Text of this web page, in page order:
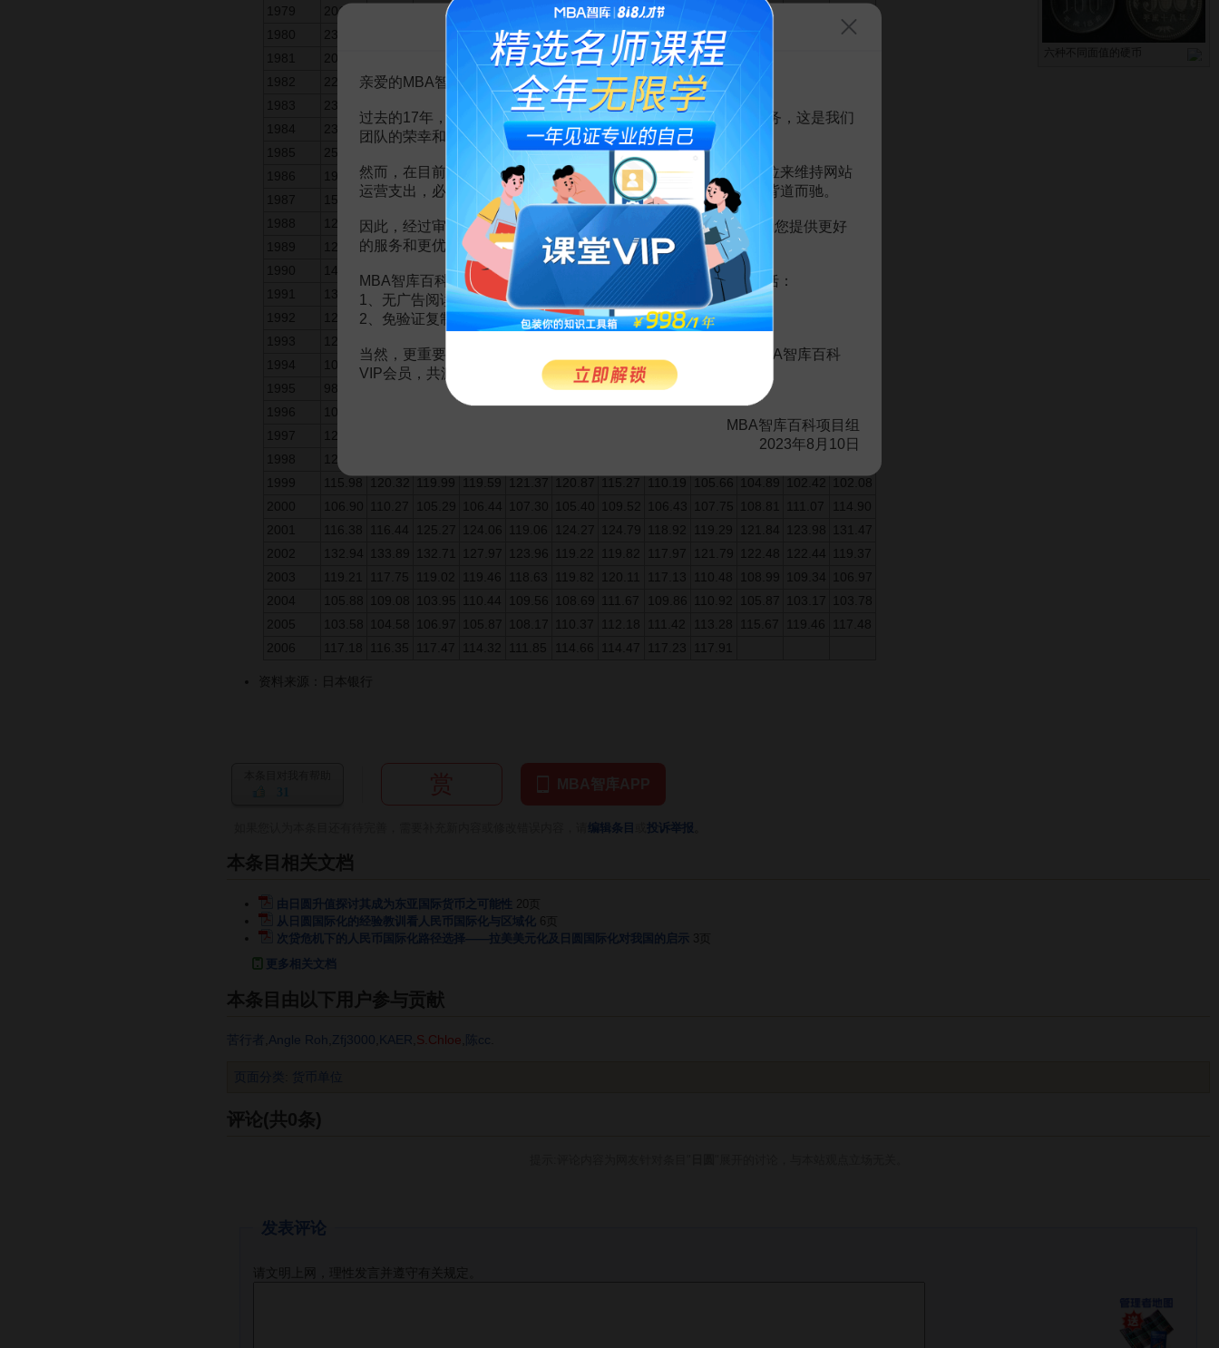
1979
201.40 209.30 217.00 216.90 220.05 223.45 237.80
1980
238.80 238.30 224.40 218.15 226.85 219.20 212.00 211.75
203.60
1981
205.20 215.00 223.50 225.75 239.75 228.75 231.55 233.35
1982
228.45 235.20 248.30 236.30 243.70 255.55 256.65 259.60 269.40 277.40
1983
238.40 237.70 238.60 239.80 241.50 246.75 236.10 233.65
1984
234.74 233.28 224.75 226.30 231.63 237.45 245.45 241.70 245.40 245.30 246.50
251.58
1985
254.78 251.40 251.78 248.95 236.65 237.10 216.00 211.80
1986
192.65 180.45 179.65 168.10 172.05 163.95 154.15 156.05 153.63 161.45 162.20 160.10
1987
152.30 153.15 145.65 139.65 144.15 146.75 149.25 142.35 146.35 138.55 132.45
1988
127.18 128.12 124.50 124.82 124.80 132.20 134.97 134.30 125.00 121.85 125.90
1989
129.13 127.15 132.55 132.49 142.70 143.95 138.40 144.28 139.35 142.15
1990
144.40 157.65 159.08 151.75 147.50 144.50 137.95 129.35
1991
131.40 131.95 140.55 137.42 137.97 138.15 137.83 136.88 132.95 131.00
1992
125.78 129.33 133.05 133.38 128.33 125.55 127.30 123.42 119.25 123.35
1993
1994
109.55 104.30 102.80 104.38 98.95 99.93 99.57 98.98
99.83
1995
98.58 88.38 84.77 88.17 97.46 101.90
1996
106.92
1997
120.29 127.66 129.92
1998
1999
115.98 120.32 119.99 119.59 121.37 120.87 115.27 110.19 105.66 104.89 102.42
102.08
2000
106.90 110.27 105.29 106.44 107.30 105.40 109.52 106.43 107.75 108.81 111.07
114.90
2001
116.38 116.44 125.27 124.06 119.06 124.27 124.79 118.92 119.29 121.84 123.98
131.47
2002
132.94 133.89 132.71 127.97 123.96 119.22 119.82 117.97 121.79 122.48 122.44
119.37
2003
119.21 117.75 119.02 119.46 118.63 119.82 120.11 117.13 110.48 108.99 109.34
106.97
2004
105.88 109.08 103.95 110.44 109.56 108.69 111.67 109.86 110.92 105.87 103.17
103.78
2005
103.58 104.58 106.97 105.87 108.17 110.37 112.18 111.42 113.28 115.67 119.46
117.48
2006
117.18 116.35 117.47 114.32 111.85 114.66 114.47 117.23 117.91
资料来源：日本银行
31
编辑条目 投诉举报
本条目相关文档
由日圆升值探讨其成为东亚国际货币之可能性
20页
从日圆国际化的经验教训看人民币国际化与区域化 6页
次贷危机下的人民币国际化路径选择——拉美美元化及日圆国际化对我国的启示 3页
更多相关文档
本条目由以下用户参与贡献
苦行者 Angle Roh Zfj3000 KAER S.Chloe 陈cc
页面分类 货币单位
评论(共0条)
发表评论
请文明上网，理性发言并遵守有关规定。
告MBA智库百科用户的一封信
亲爱的MBA智库百科用户：
过去的17年，百科频道一直以免费公益的形式为大家提供知识服务，这是我们
团队的荣幸和骄傲。
然而，在目前越来越严峻的经营挑战下，单纯依靠不断增加广告位来维持网站
运营支出，必然会越来越影响您的使用体验，这也与我们的初衷背道而驰。
因此，经过审慎地考虑，我们决定推出VIP会员收费制度，以便为您提供更好
的服务和更优质的内容。
MBA智库百科VIP会员（9.9元 / 年， 点击开通），您的权益将包括：
1、无广告阅读；
2、免验证复制。
当然，更重要的是长期以来您对百科频道的支持。诚邀您加入MBA智库百科
VIP会员，共渡难关，共同见证彼此的成长和进步！
MBA智库百科项目组
2023年8月10日